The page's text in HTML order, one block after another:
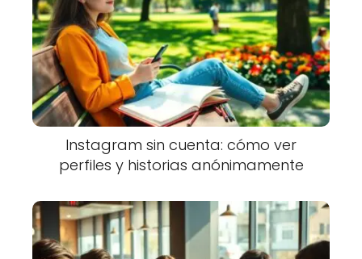
Instagram sin cuenta: cómo ver
perfiles y historias anónimamente